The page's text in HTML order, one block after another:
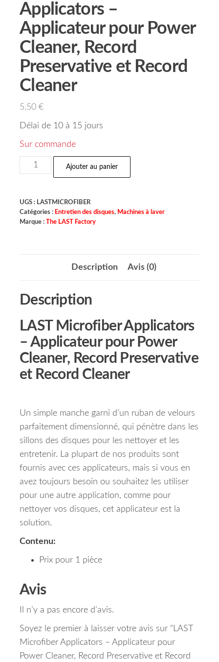
Applicators –
Applicateur pour Power
Cleaner, Record
Preservative et Record
Cleaner
5.50 €
Délai de 10 à 15 jours
Sur commande
Ajouter au panier
UGS : LASTMICROFIBER
Catégories : Entretien des disques, Machines à laver
Marque : The LAST Factory
Description Avis (0)
Description
LAST Microfiber Applicators
– Applicateur pour Power
Cleaner, Record Preservative
et Record Cleaner
Un simple manche garni d’un ruban de velours
parfaitement dimensionné, qui pénètre dans les
sillons des disques pour les nettoyer et les
entretenir. La plupart de nos produits sont
fournis avec ces applicateurs, mais si vous en
avez toujours besoin ou souhaitez les utiliser
pour une autre application, comme pour
nettoyer vos disques, cet applicateur est la
solution.
Contenu:
Prix pour 1 pièce
Avis
Il n’y a pas encore d’avis.
Soyez le premier à laisser votre avis sur “LAST
Microfiber Applicators – Applicateur pour
Power Cleaner, Record Preservative et Record